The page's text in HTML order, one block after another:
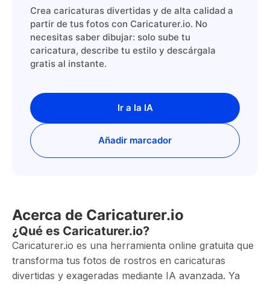
Crea caricaturas divertidas y de alta calidad a
partir de tus fotos con Caricaturer.io. No
necesitas saber dibujar: solo sube tu
caricatura, describe tu estilo y descárgala
gratis al instante.
Ir a la IA
Añadir marcador
Acerca de Caricaturer.io
¿Qué es Caricaturer.io?
Caricaturer.io es una herramienta online gratuita que
transforma tus fotos de rostros en caricaturas
divertidas y exageradas mediante IA avanzada. Ya